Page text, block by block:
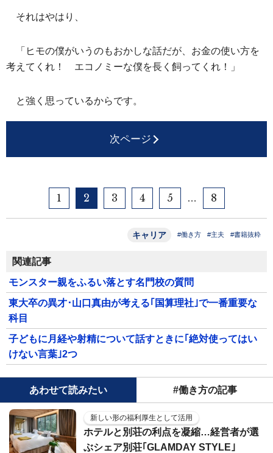
それはやはり、
「ヒモの僕がいうのもおかしな話だが、お金の使い方を
考えてくれ！ エコノミーな僕を長く飼ってくれ！」
と強く思っているからです。
次ページ
1 2 3 4 5 … 8
キャリア #働き方 #主夫 #書籍抜粋
関連記事
モンスター親をふるい落とす名門校の質問
東大卒の異才･山口真由が考える｢国算理社｣で一番重要な
科目
子どもに月経や射精について話すときに｢絶対使ってはい
けない言葉｣2つ
あわせて読みたい #働き方の記事
新しい形の福利厚生として活用
ホテルと別荘の利点を凝縮…経営者が選
ぶシェア別荘｢GLAMDAY STYLE｣